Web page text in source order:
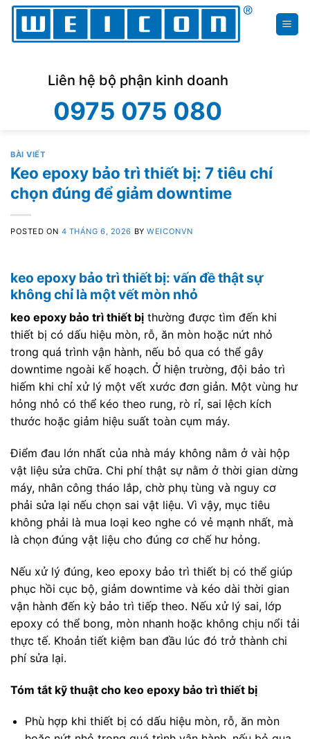
Skip
content
Liên hệ bộ phận kinh doanh
0975 075 080
BÀI VIẾT
Keo epoxy bảo trì thiết bị: 7 tiêu chí
chọn đúng để giảm downtime
POSTED ON 4 THÁNG 6, 2026 BYWEICONVN
keo epoxy bảo trì thiết bị: vấn đề thật sự
không chỉ là một vết mòn nhỏ
keo epoxy bảo trì thiết bị thường được tìm đến khi
thiết bị có dấu hiệu mòn, rỗ, ăn mòn hoặc nứt nhỏ
trong quá trình vận hành, nếu bỏ qua có thể gây
downtime ngoài kế hoạch. Ở hiện trường, đội bảo trì
hiếm khi chỉ xử lý một vết xước đơn giản. Một vùng hư
hỏng nhỏ có thể kéo theo rung, rò rỉ, sai lệch kích
thước hoặc giảm hiệu suất toàn cụm máy.
Điểm đau lớn nhất của nhà máy không nằm ở vài hộp
vật liệu sửa chữa. Chi phí thật sự nằm ở thời gian dừng
máy, nhân công tháo lắp, chờ phụ tùng và nguy cơ
phải sửa lại nếu chọn sai vật liệu. Vì vậy, mục tiêu
không phải là mua loại keo nghe có vẻ mạnh nhất, mà
là chọn đúng vật liệu cho đúng cơ chế hư hỏng.
Nếu xử lý đúng, keo epoxy bảo trì thiết bị có thể giúp
phục hồi cục bộ, giảm downtime và kéo dài thời gian
vận hành đến kỳ bảo trì tiếp theo. Nếu xử lý sai, lớp
epoxy có thể bong, mòn nhanh hoặc không chịu nổi tải
thực tế. Khoản tiết kiệm ban đầu lúc đó trở thành chi
phí sửa lại.
Tóm tắt kỹ thuật cho keo epoxy bảo trì thiết bị
Phù hợp khi thiết bị có dấu hiệu mòn, rỗ, ăn mòn